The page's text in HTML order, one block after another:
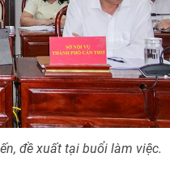
đề xuất tại buổi làm việc.